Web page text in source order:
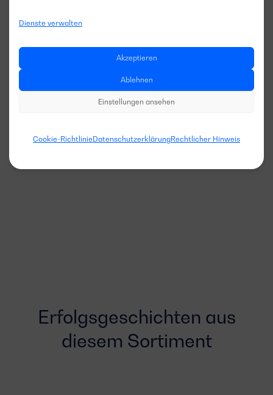
Dienste verwalten
Akzeptieren
Ablehnen
Einstellungen ansehen
Cookie-RichtlinieDatenschutzerklärungRechtlicher Hinweis
Erfolgsgeschichten aus
diesem Sortiment